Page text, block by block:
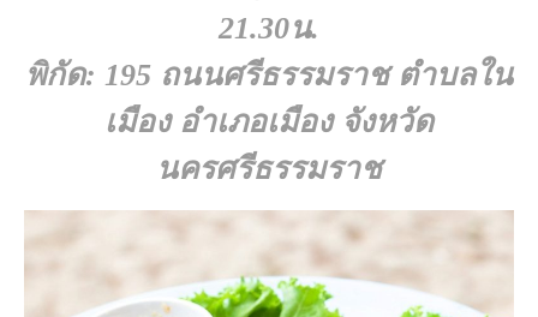
21.30น.
พิกัด: 195 ถนนศรีธรรมราช ตำบลใน
เมือง อำเภอเมือง จังหวัด
นครศรีธรรมราช